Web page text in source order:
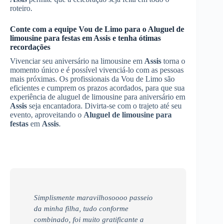
roteiro.
Conte com a equipe Vou de Limo para o Aluguel de
limousine para festas em Assis e tenha ótimas
recordações
Vivenciar seu aniversário na limousine em Assis torna o
momento único e é possível vivenciá-lo com as pessoas
mais próximas. Os profissionais da Vou de Limo são
eficientes e cumprem os prazos acordados, para que sua
experiência de aluguel de limousine para aniversário em
Assis seja encantadora. Divirta-se com o trajeto até seu
evento, aproveitando o Aluguel de limousine para
festas em Assis.
Simplismente maravilhosoooo passeio
da minha filha, tudo conforme
combinado, foi muito gratificante a